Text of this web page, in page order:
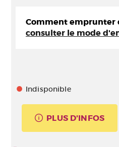
Comment emprunter
consulter le mode
Indisponible
PLUS D'INFOS